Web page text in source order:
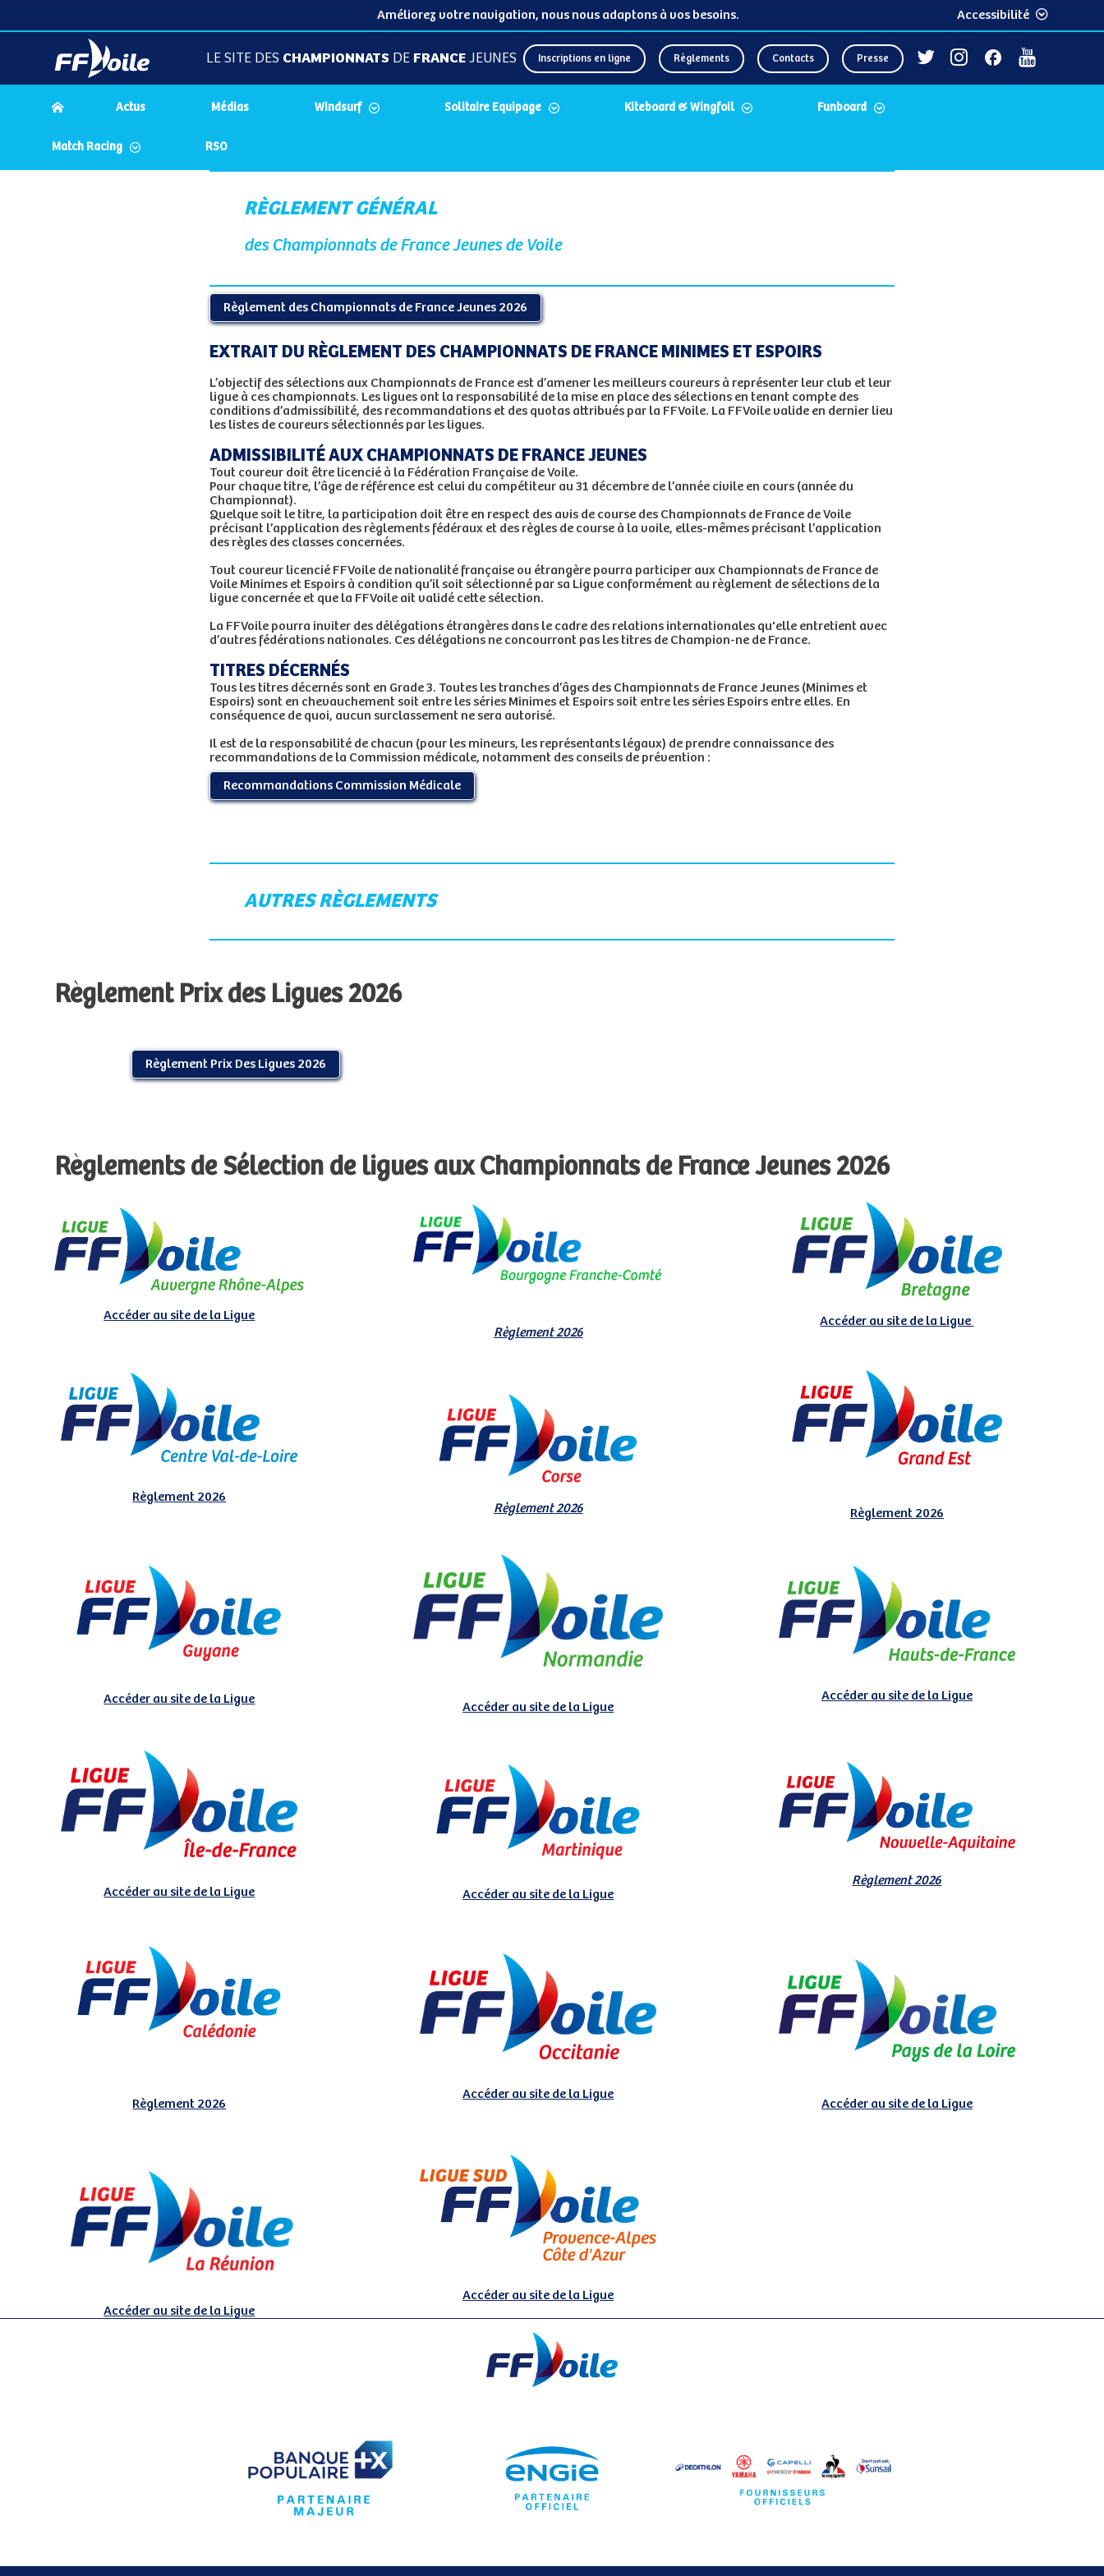
Améliorez votre navigation, nous nous adaptons à vos besoins. Accessibilité
LE SITE DES CHAMPIONNATS DE FRANCEJEUNES Inscriptions en ligne Règlements Contacts Presse
Actus Médias Windsurf Solitaire Equipage Kiteboard & Wingfoil Funboard
Match Racing RSO
RÈGLEMENT GÉNÉRAL
des Championnats de France Jeunes de Voile
Règlement des Championnats de France Jeunes 2026
EXTRAIT DU RÈGLEMENT DES CHAMPIONNATS DE FRANCE MINIMES ET ESPOIRS
L’objectif des sélections aux Championnats de France est d’amener les meilleurs coureurs à représenter leur club et leur
ligue à ces championnats. Les ligues ont la responsabilité de la mise en place des sélections en tenant compte des
conditions d’admissibilité, des recommandations et des quotas attribués par la FFVoile. La FFVoile valide en dernier lieu
les listes de coureurs sélectionnés par les ligues.
ADMISSIBILITÉ AUX CHAMPIONNATS DE FRANCE JEUNES
Tout coureur doit être licencié à la Fédération Française de Voile.
Pour chaque titre, l’âge de référence est celui du compétiteur au 31 décembre de l’année civile en cours (année du
Championnat).
Quelque soit le titre, la participation doit être en respect des avis de course des Championnats de France de Voile
précisant l’application des règlements fédéraux et des règles de course à la voile, elles-mêmes précisant l’application
des règles des classes concernées.
Tout coureur licencié FFVoile de nationalité française ou étrangère pourra participer aux Championnats de France de
Voile Minimes et Espoirs à condition qu’il soit sélectionné par sa Ligue conformément au règlement de sélections de la
ligue concernée et que la FFVoile ait validé cette sélection.
La FFVoile pourra inviter des délégations étrangères dans le cadre des relations internationales qu'elle entretient avec
d’autres fédérations nationales. Ces délégations ne concourront pas les titres de Champion-ne de France.
TITRES DÉCERNÉS
Tous les titres décernés sont en Grade 3. Toutes les tranches d’âges des Championnats de France Jeunes (Minimes et
Espoirs) sont en chevauchement soit entre les séries Minimes et Espoirs soit entre les séries Espoirs entre elles. En
conséquence de quoi, aucun surclassement ne sera autorisé.
Il est de la responsabilité de chacun (pour les mineurs, les représentants légaux) de prendre connaissance des
recommandations de la Commission médicale, notamment des conseils de prévention :
Recommandations Commission Médicale
AUTRES RÈGLEMENTS
Règlement Prix des Ligues 2026
Règlement Prix Des Ligues 2026
Règlements de Sélection de ligues aux Championnats de France Jeunes 2026
Accéder au site de la Ligue
Règlement 2026
Accéder au site de la Ligue
Règlement 2026
Règlement 2026
Règlement 2026
Accéder au site de la Ligue
Accéder au site de la Ligue
Accéder au site de la Ligue
Accéder au site de la Ligue Accéder au site de la Ligue
Règlement 2026
Règlement 2026
Accéder au site de la Ligue
Accéder au site de la Ligue
Accéder au site de la Ligue
Accéder au site de la Ligue